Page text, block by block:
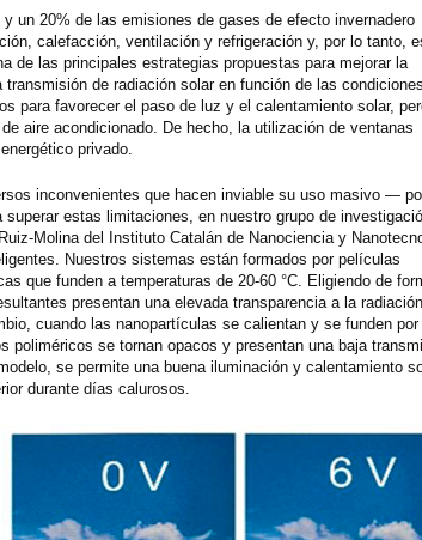
un 20% de las emisiones de gases de efecto invernadero
calefacción, ventilación y refrigeración y, por lo tanto,
de las principales estrategias propuestas para mejorar la
de radiación solar en función de las condiciones
para favorecer el paso de luz y el calentamiento solar,
aire acondicionado. De hecho, la utilización de ventanas
privado.
inconvenientes que hacen inviable su uso masivo —
estas limitaciones, en nuestro grupo de
Molina del Instituto Catalán de Nanociencia y
Nuestros sistemas están formados por películas
que funden a temperaturas de 20-60 °C. Eligiendo de
presentan una elevada transparencia a la
cuando las nanopartículas se calientan y se funden
poliméricos se tornan opacos y presentan una baja
se permite una buena iluminación y calentamiento
durante días calurosos.